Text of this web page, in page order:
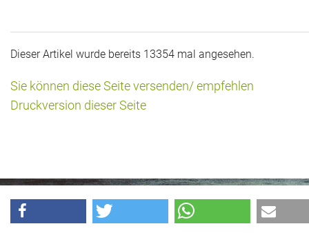
Dieser Artikel wurde bereits 13354 mal angesehen.
Sie können diese Seite versenden/ empfehlen
Druckversion dieser Seite